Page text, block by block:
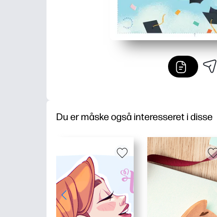
Du er måske også interesseret i disse